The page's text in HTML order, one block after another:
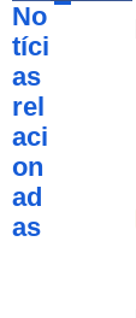
No
tíci
as
rel
aci
on
ad
as